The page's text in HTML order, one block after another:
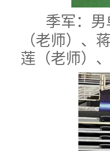
季军：
（老师）、
莲（老师）